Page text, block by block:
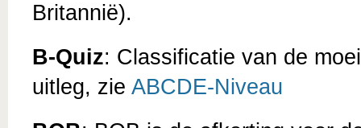
Britannië).
B-Quiz: Classificatie van de
uitleg, zie ABCDE-Niveau